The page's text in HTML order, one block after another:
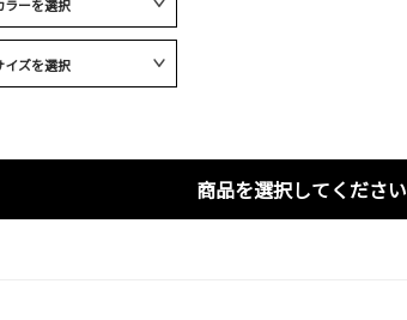
商品を選択してください